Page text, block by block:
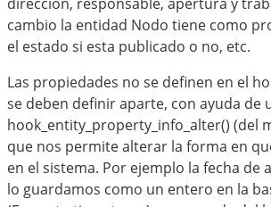
cambio la entidad Nodo tiene como
el estado si esta publicado o no, etc.
Las propiedades no se definen en el
se deben definir aparte, con ayuda de
hook_entity_property_info_alter() (del
que nos permite alterar la forma en
en el sistema. Por ejemplo la fecha de
lo guardamos como un entero en la